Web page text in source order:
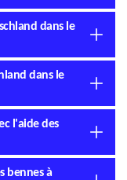
dans le
dans le
l'aide des
bennes à